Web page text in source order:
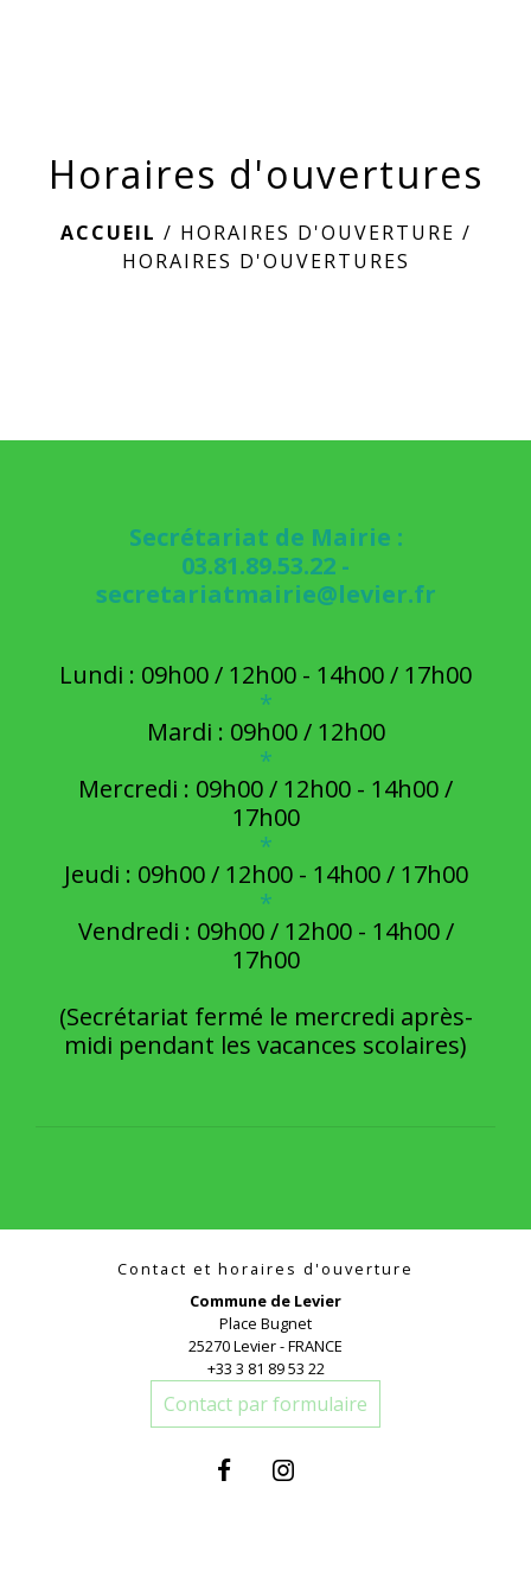
Horaires d'ouvertures
ACCUEIL / HORAIRES D'OUVERTURE /
HORAIRES D'OUVERTURES
Secrétariat de Mairie :
03.81.89.53.22 -
secretariatmairie@levier.fr
Lundi : 09h00 / 12h00 - 14h00 / 17h00
*
Mardi : 09h00 / 12h00
*
Mercredi : 09h00 / 12h00 - 14h00 /
17h00
*
Jeudi : 09h00 / 12h00 - 14h00 / 17h00
*
Vendredi : 09h00 / 12h00 - 14h00 /
17h00
(Secrétariat fermé le mercredi après-
midi pendant les vacances scolaires)
Contact et horaires d'ouverture
Commune de Levier
Place Bugnet
25270 Levier - FRANCE
+33 3 81 89 53 22
Contact par formulaire